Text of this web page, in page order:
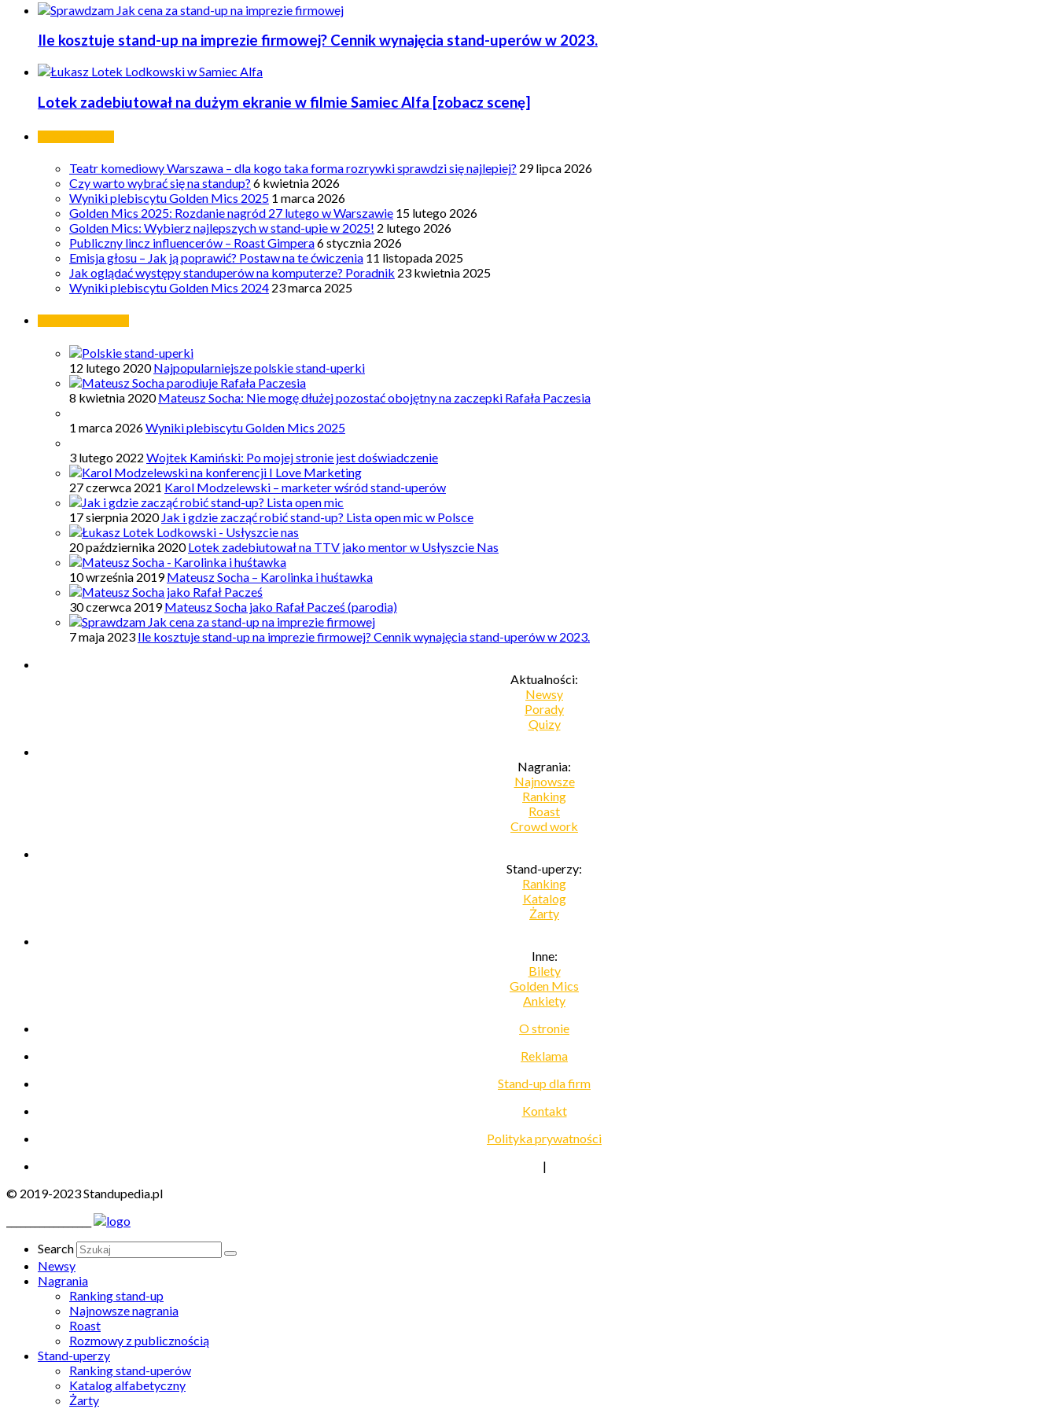
Ile kosztuje stand-up na imprezie firmowej? Cennik wynajęcia stand-uperów w 2023.
Lotek zadebiutował na dużym ekranie w filmie Samiec Alfa [zobacz scenę]
Teatr komediowy Warszawa – dla kogo taka forma rozrywki sprawdzi się najlepiej? 29 lipca 2026
Czy warto wybrać się na standup? 6 kwietnia 2026
Wyniki plebiscytu Golden Mics 2025 1 marca 2026
Golden Mics 2025: Rozdanie nagród 27 lutego w Warszawie 15 lutego 2026
Golden Mics: Wybierz najlepszych w stand-upie w 2025! 2 lutego 2026
Publiczny lincz influencerów – Roast Gimpera6 stycznia 2026
Emisja głosu – Jak ją poprawić? Postaw na te ćwiczenia 11 listopada 2025
Jak oglądać występy standuperów na komputerze? Poradnik 23 kwietnia 2025
Wyniki plebiscytu Golden Mics 2024 23 marca 2025
12 lutego 2020 Najpopularniejsze polskie stand-uperki
8 kwietnia 2020 Mateusz Socha: Nie mogę dłużej pozostać obojętny na zaczepki Rafała Paczesia
1 marca 2026Wyniki plebiscytu Golden Mics 2025
3 lutego 2022 Wojtek Kamiński: Po mojej stronie jest doświadczenie
27 czerwca 2021 Karol Modzelewski – marketer wśród stand-uperów
17 sierpnia 2020 Jak i gdzie zacząć robić stand-up? Lista open mic w Polsce
20 października 2020 Lotek zadebiutował na TTV jako mentor w Usłyszcie Nas
10 września 2019 Mateusz Socha – Karolinka i huśtawka
30 czerwca 2019 Mateusz Socha jako Rafał Pacześ (parodia)
7 maja 2023 Ile kosztuje stand-up na imprezie firmowej? Cennik wynajęcia stand-uperów w 2023.
Aktualności:
Newsy
Porady
Quizy
Nagrania:
Najnowsze
Ranking
Roast
Crowd work
Stand-uperzy:
Ranking
Katalog
Żarty
Inne:
Bilety
Golden Mics
Ankiety
O stronie
Reklama
Stand-up dla firm
Kontakt
Polityka prywatności
|
© 2019-2023 Standupedia.pl
Search
Newsy
Nagrania
Ranking stand-up
Najnowsze nagrania
Roast
Rozmowy z publicznością
Stand-uperzy
Ranking stand-uperów
Katalog alfabetyczny
Żarty